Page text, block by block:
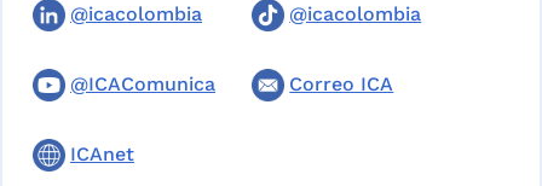
@icacolombia @icacolombia
@ICAComunica Correo ICA
ICAnet